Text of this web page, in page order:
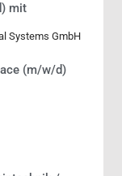
mit
Systems GmbH
(m/w/d)